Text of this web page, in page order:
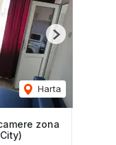
Harta
Next
zona